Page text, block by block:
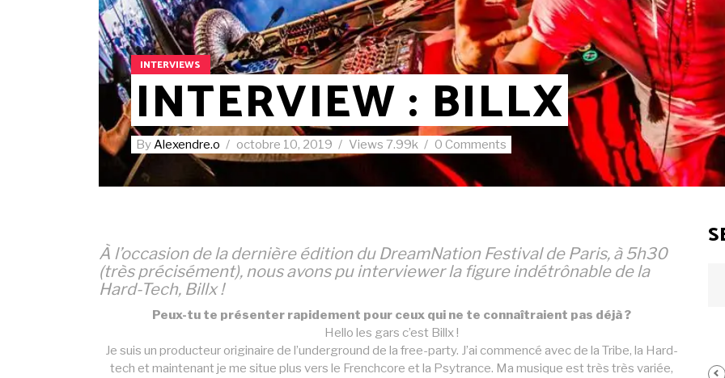
INTERVIEWS
INTERVIEW : BILLX
ByAlexendre.o octobre 10, 2019 Views 7.99k 0 Comments
À l’occasion de la dernière édition du DreamNation Festival de Paris, à 5h30
(très précisément), nous avons pu interviewer la figure indétrônable de la
Hard-Tech, Billx !
Peux-tu te présenter rapidement pour ceux qui ne te connaîtraient pas déjà ?
Hello les gars c’est Billx !
Je suis un producteur originaire de l’underground de la free-party. J’ai commencé avec de la Tribe, la Hard-
tech et maintenant je me situe plus vers le Frenchcore et la Psytrance. Ma musique est très très variée,